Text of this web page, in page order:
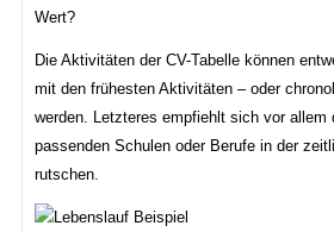
Wert?
Die Aktivitäten der CV-Tabelle können
mit den frühesten Aktivitäten – oder
werden. Letzteres empfiehlt sich vor allem
passenden Schulen oder Berufe in der
rutschen.